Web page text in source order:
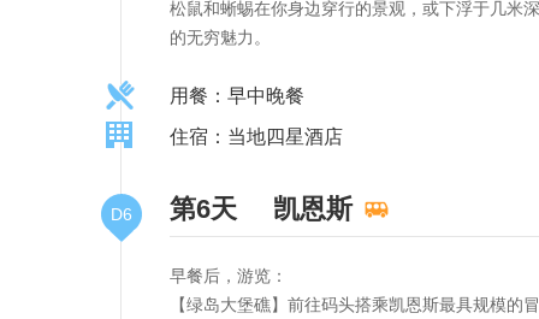
松鼠和蜥蜴在你身边穿行的景观，或下浮于几米
的无穷魅力。
用餐：早中晚餐
住宿：当地四星酒店
D6 第6天 凯恩斯
早餐后，游览：
【绿岛大堡礁】前往码头搭乘凯恩斯最具规模